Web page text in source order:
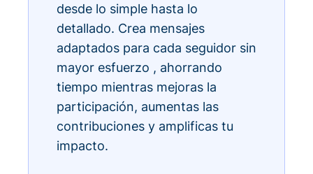
desde lo simple hasta lo
detallado. Crea mensajes
adaptados para cada seguidor sin
mayor esfuerzo , ahorrando
tiempo mientras mejoras la
participación, aumentas las
contribuciones y amplificas tu
impacto.